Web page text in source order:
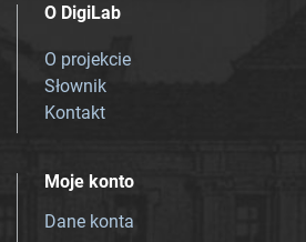
O DigiLab
O projekcie
Słownik
Kontakt
Moje konto
Dane konta